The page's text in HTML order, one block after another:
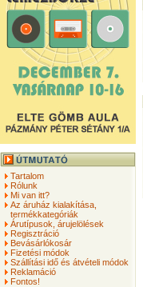
Tartalom
Rólunk
Mi van itt?
Az áruház kialakítása,
termékkategóriák
Árutípusok, árujelölések
Regisztráció
Bevásárlókosár
Fizetési módok
Szállítási idő és átvételi módok
Reklamáció
Fontos!